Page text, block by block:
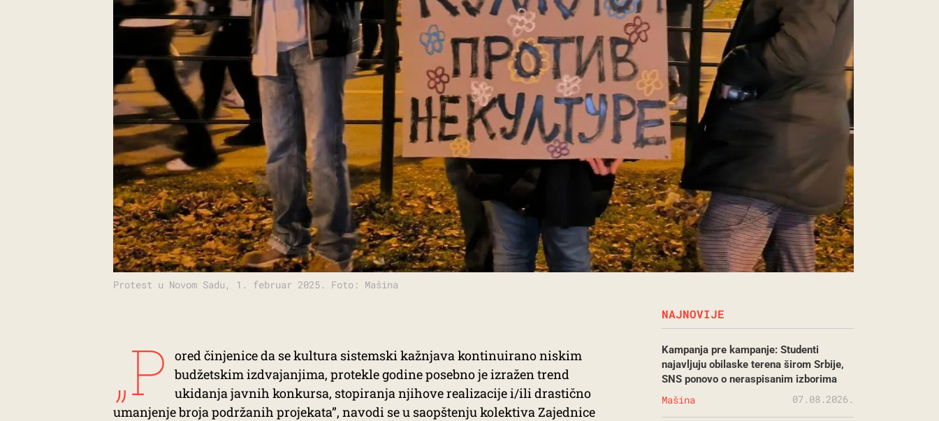
Protest u Novom Sadu, 1. februar 2025. Foto: Mašina
„P
ored činjenice da se kultura sistemski kažnjava kontinuirano niskim
budžetskim izdvajanjima, protekle godine posebno je izražen trend
ukidanja javnih konkursa, stopiranja njihove realizacije i/ili drastično
umanjenje broja podržanih projekata”, navodi se u saopštenju kolektiva Zajednice
NAJNOVIJE
Kampanja pre kampanje: Studenti
najavljuju obilaske terena širom Srbije,
SNS ponovo o neraspisanim izborima
Mašina 07.08.2026.